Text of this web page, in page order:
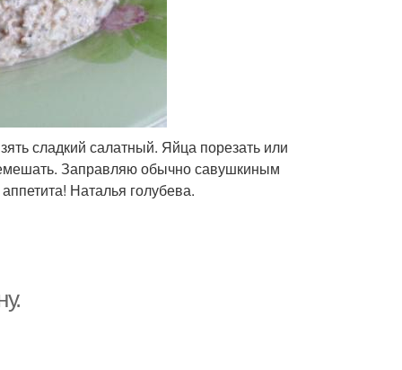
сладкий салатный. Яйца порезать или
Заправляю обычно савушкиным
Наталья голубева.